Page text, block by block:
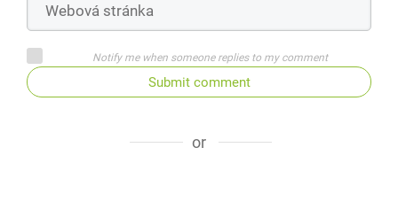
Notify me when someone replies to my comment
Submit comment
or